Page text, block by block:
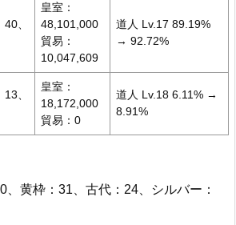
、
皇室：
48,101,000
貿易：
10,047,609
道人 Lv.17 89.19%
→ 92.72%
、
皇室：
18,172,000
貿易：0
道人 Lv.18 6.11% →
8.91%
、黄枠：31、古代：24、シルバー：